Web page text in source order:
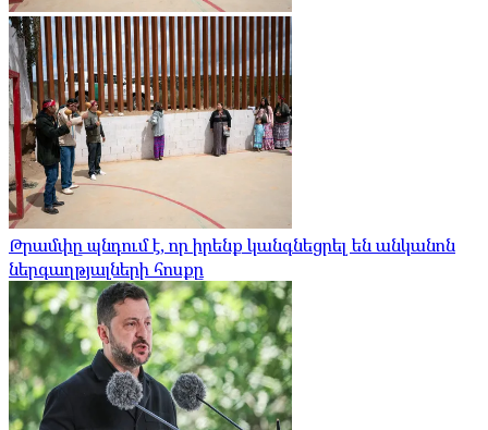
Թրամփը պնդում է, որ իրենք կանգնեցրել են անկանոն
ներգաղթյալների հոսքը